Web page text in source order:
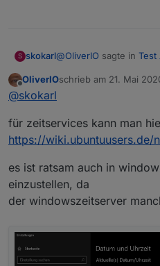
S skokarl@OliverIO sagte in Test
Offline
OliverIOschrieb am 21. Mai
zuletzt editiert von
@skokarl
für zeitservices kann man
https://wiki.ubuntuusers.de/
es ist ratsam auch in
einzustellen, da
der windowszeitserver